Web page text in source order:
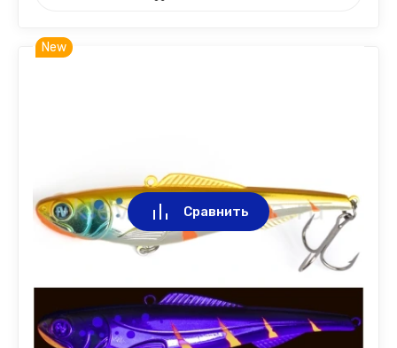
New
Сравнить